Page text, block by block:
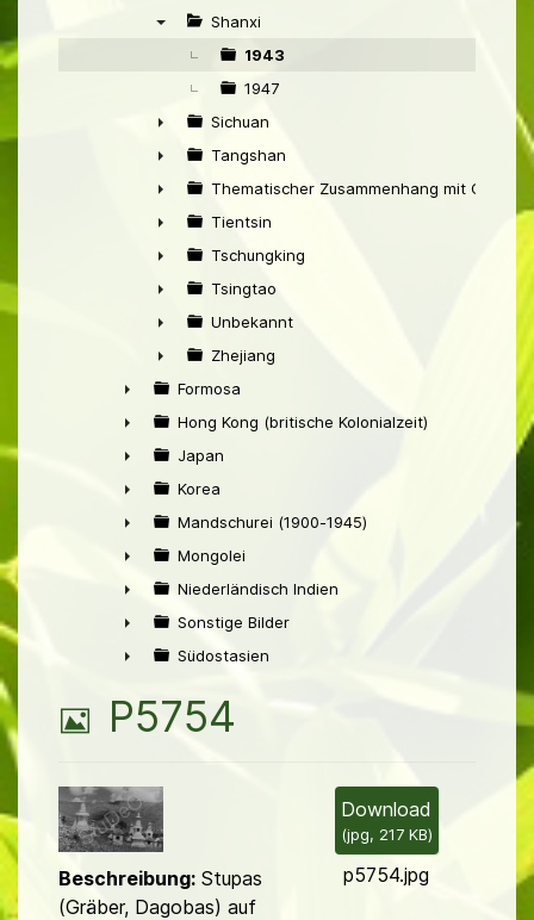
►
Shanxi
1943
1947
►
Sichuan
►
Tangshan
►
Thematischer Zusammenhang mit China
►
Tientsin
►
Tschungking
►
Tsingtao
►
Unbekannt
►
Zhejiang
►
Formosa
►
Hong Kong (britische Kolonialzeit)
►
Japan
►
Korea
►
Mandschurei (1900-1945)
►
Mongolei
►
Niederländisch Indien
►
Sonstige Bilder
Südostasien
B
l
d
P5754
Download
(jpg, 217 KB)
p5754.jpg
Beschreibung: Stupas
(Gräber, Dagobas) auf